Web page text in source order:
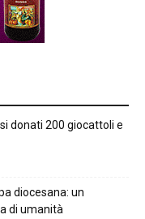
donati 200 giocattoli e
diocesana: un
di umanità